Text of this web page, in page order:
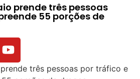
prende três pessoas
55 porções de